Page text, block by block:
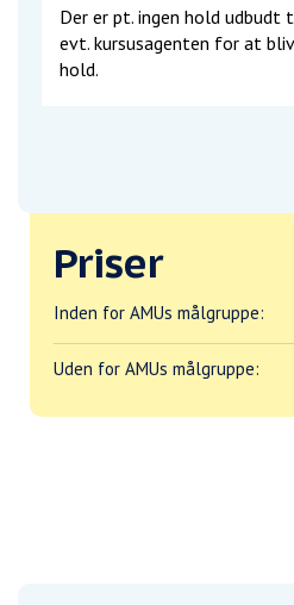
Der er pt. ingen hold udbudt
evt. kursusagenten for at
hold.
Priser
Inden for AMUs målgruppe:
Uden for AMUs målgruppe: